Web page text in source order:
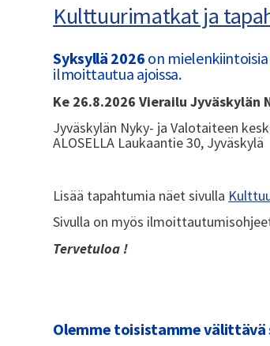
Kulttuurimatkat ja
Syksyllä 2026 on
ilmoittautua ajoissa.
Ke 26.8.2026 Vierailu Jyväskylän
Jyväskylän Nyky- ja Valotaiteen
ALOSELLA Laukaantie 30, Jyväskylä
Lisää tapahtumia näet sivulla
Sivulla on myös
Tervetuloa !
Olemme toisistamme